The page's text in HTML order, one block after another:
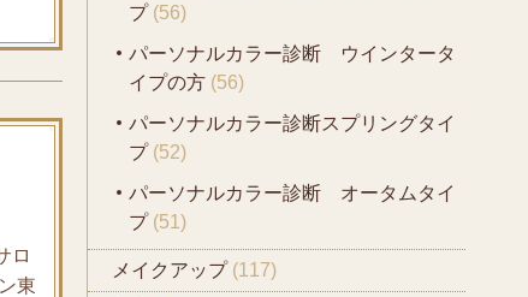
ロ
東
プ(56)
パーソナルカラー診断 ウインタータ
イプの方 (56)
パーソナルカラー診断スプリングタイ
プ(52)
パーソナルカラー診断 オータムタイ
プ(51)
メイクアップ(117)